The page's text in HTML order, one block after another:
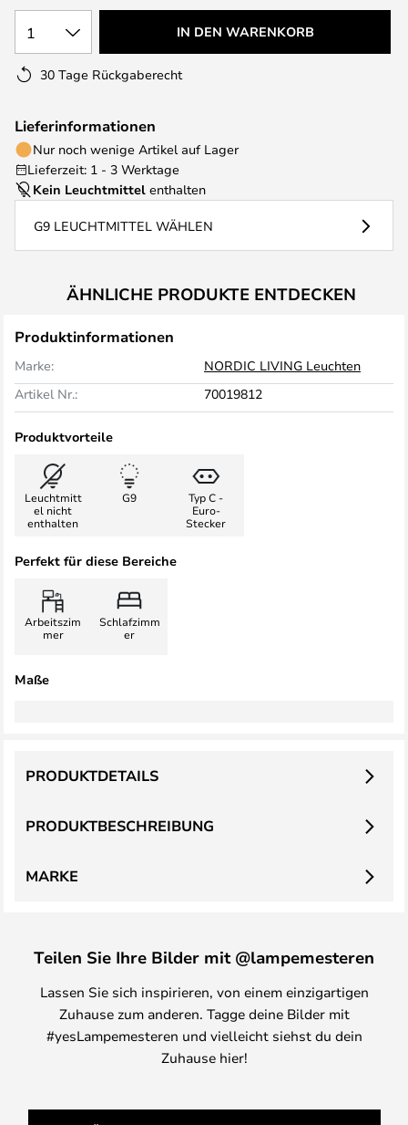
1 IN DEN WARENKORB
30 Tage Rückgaberecht
Lieferinformationen
Nur noch wenige Artikel auf Lager
Lieferzeit: 1 - 3 Werktage
Kein Leuchtmittel enthalten
G9 LEUCHTMITTEL WÄHLEN
ÄHNLICHE PRODUKTE ENTDECKEN
Produktinformationen
Marke:
NORDIC LIVING Leuchten
Artikel Nr.:
70019812
Produktvorteile
Leuchtmitt
el nicht
enthalten
G9
Typ C -
Euro-
Stecker
Perfekt für diese Bereiche
Arbeitszim
mer
Schlafzimm
er
Maße
PRODUKTBESCHREIBUNG
PRODUKTDETAILS
MARKE
Teilen Sie Ihre Bilder mit @lampemesteren
Lassen Sie sich inspirieren, von einem einzigartigen
Zuhause zum anderen. Tagge deine Bilder mit
#yesLampemesteren und vielleicht siehst du dein
Zuhause hier!